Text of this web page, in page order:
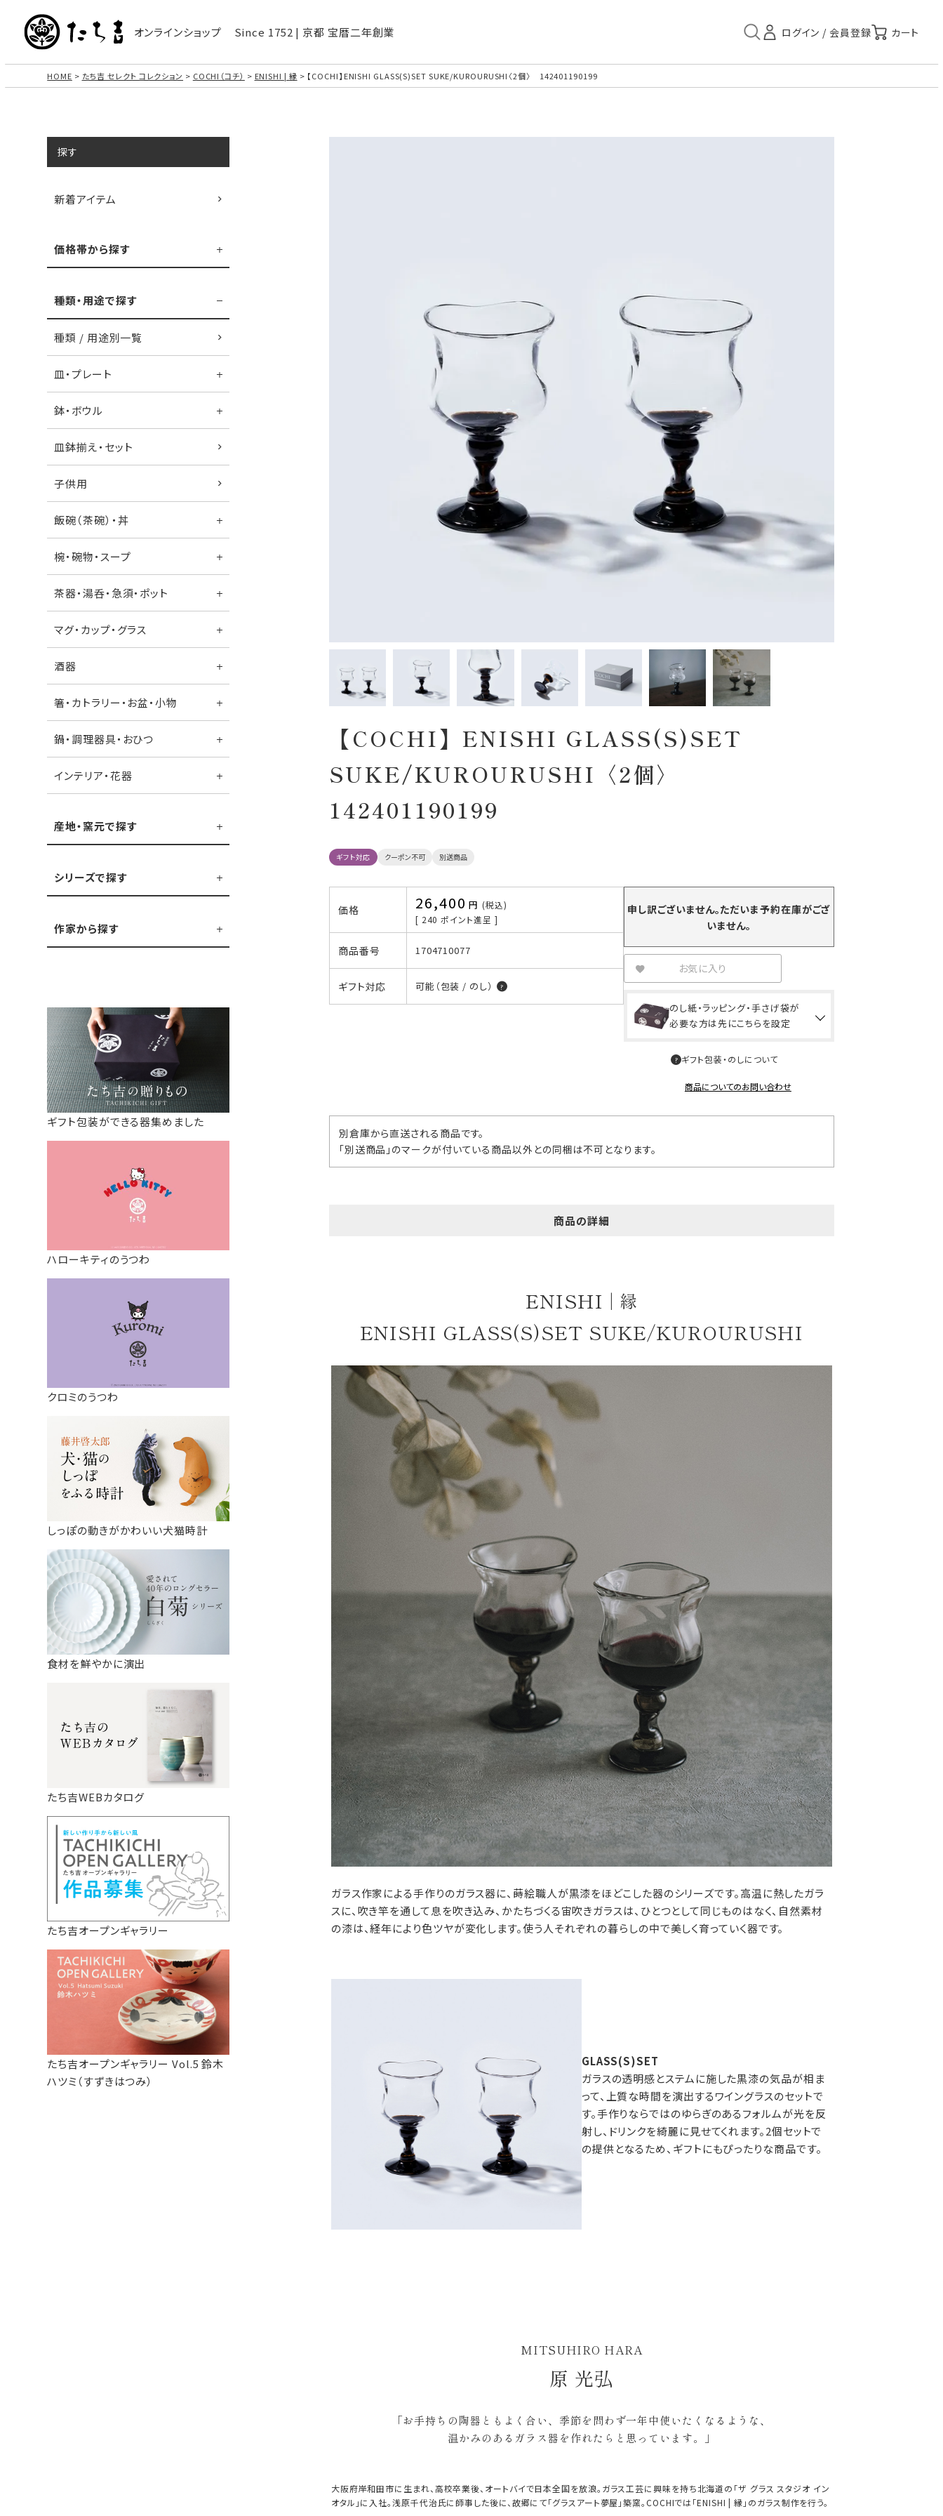
オンラインショップ Since 1752 | 京都 宝暦二年創業
HOME たち吉 セレクト コレクション COCHI（コチ） ENISHI | 縁 【COCHI】ENISHI GLASS(S)SET SUKE/KUROURUSHI〈2個〉 142401190199
探す
新着アイテム
価格帯から探す
種類・用途で探す
種類 / 用途別一覧
皿・プレート
鉢・ボウル
皿鉢揃え・セット
子供用
飯碗（茶碗）・丼
椀・碗物・スープ
茶器・湯呑・急須・ポット
マグ・カップ・グラス
酒器
箸・カトラリー・お盆・小物
鍋・調理器具・おひつ
インテリア・花器
産地・窯元で探す
シリーズで探す
作家から探す
ギフト包装ができる器集めました
ハローキティのうつわ
クロミのうつわ
しっぽの動きがかわいい犬猫時計
食材を鮮やかに演出
たち吉WEBカタログ
たち吉オープンギャラリー
たち吉オープンギャラリー Vol.5 鈴木
ハツミ（すずきはつみ）
【COCHI】ENISHI GLASS(S)SET
SUKE/KUROURUSHI〈2個〉
142401190199
ギフト対応 クーポン不可 別送商品
価格 26,400
税込
[ 240 ポイント進呈 ]
商品番号 1704710077
ギフト対応 可能（包装 / のし）
ギフト包装について
当店でギフト対応の商品をご購入いただきますと、熨斗（のし）掛
け・ギフト包装・手提げ袋を無料サービスしております。
A
のし・包装体裁により、紐（ひも）掛けしない場合があります。
段ボールの上から熨斗紙・包装紙をか
ける簡易包装（天掛け包装）です。
手提袋はお付けできません。
包装紙でお包みできない一部の商品
は、ギフト袋にお入れいたします。
手提げ袋について
ご注文時に、ご希望枚数をご記入ください。
A:京名所 袋
サイズ
高さ
32.5cm
横
22cm
幅
9cm
B:京名所 袋
サイズ
横
30cm
ご提供枚数の上限はご注文商品数となります。
天掛け包装、ギフト袋対応の商品にはおつけできません。
※犬猫時計には、手提袋をお付けできません
のしについてはこちらをご覧ください
申し訳ございません。ただいま予約在庫がござ
いません。
お気に入り
のし紙・ラッピング・手さげ袋が
必要な方は先にこちらを設定
ギフト包装・のしについて
商品についてのお問い合わせ
別倉庫から直送される商品です。
「別送商品」のマークが付いている商品以外との同梱は不可となります。
商品の詳細
ENISHI | 縁
ENISHI GLASS(S)SET SUKE/KUROURUSHI
ガラス作家による手作りのガラス器に、蒔絵職人が黒漆をほどこした器のシリーズです。高温に熱したガラ
スに、吹き竿を通して息を吹き込み、かたちづくる宙吹きガラスは、ひとつとして同じものはなく、自然素材
の漆は、経年により色ツヤが変化します。使う人それぞれの暮らしの中で美しく育っていく器です。
GLASS(S)SET
ガラスの透明感とステムに施した黒漆の気品が相ま
って、上質な時間を演出するワイングラスのセットで
す。手作りならではのゆらぎのあるフォルムが光を反
射し、ドリンクを綺麗に見せてくれます。2個セットで
の提供となるため、ギフトにもぴったりな商品です。
MITSUHIRO HARA
原 光弘
「お手持ちの陶器ともよく合い、季節を問わず一年中使いたくなるような、
温かみのあるガラス器を作れたらと思っています。」
大阪府岸和田市に生まれ、高校卒業後、オートバイで日本全国を放浪。ガラス工芸に興味を持ち北海道の「ザ グラス スタジオ イン
オタル」に入社。浅原千代治氏に師事した後に、故郷にて「グラスアート夢屋」築窯。COCHIでは「ENISHI | 縁」のガラス制作を行う。